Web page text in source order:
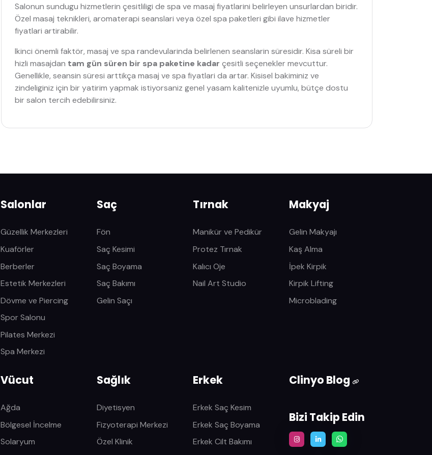
Salonun sundugu hizmetlerin çesitliligi de spa ve masaj fiyatlarini belirleyen unsurlardan biridir.
Özel masaj teknikleri, aromaterapi seanslari veya özel spa paketleri gibi ilave hizmetler
fiyatlari artirabilir.
Ikinci önemli faktör, masaj ve spa randevularinda belirlenen seanslarin süresidir. Kisa süreli bir
hizli masajdan tam gün süren bir spa paketine kadar çesitli seçenekler mevcuttur.
Genellikle, seansin süresi arttikça masaj ve spa fiyatlari da artar. Kisisel bakiminiz ve
zindeliginiz için bir yatirim yapmak istiyorsaniz genel yasam kalitenizle uyumlu, bütçe dostu
bir salon tercih edebilirsiniz.
Salonlar
Güzellik Merkezleri
Kuaförler
Berberler
Estetik Merkezleri
Dövme ve Piercing
Spor Salonu
Pilates Merkezi
Spa Merkezi
Saç
Fön
Saç Kesimi
Saç Boyama
Saç Bakımı
Gelin Saçı
Tırnak
Manikür ve Pedikür
Protez Tırnak
Kalıcı Oje
Nail Art Studio
Makyaj
Gelin Makyajı
Kaş Alma
İpek Kirpik
Kirpik Lifting
Microblading
Vücut
Ağda
Bölgesel İncelme
Solaryum
Sağlık
Diyetisyen
Fizyoterapi Merkezi
Özel Klinik
Erkek
Erkek Saç Kesim
Erkek Saç Boyama
Erkek Cilt Bakımı
Clinyo Blog
Bizi Takip Edin